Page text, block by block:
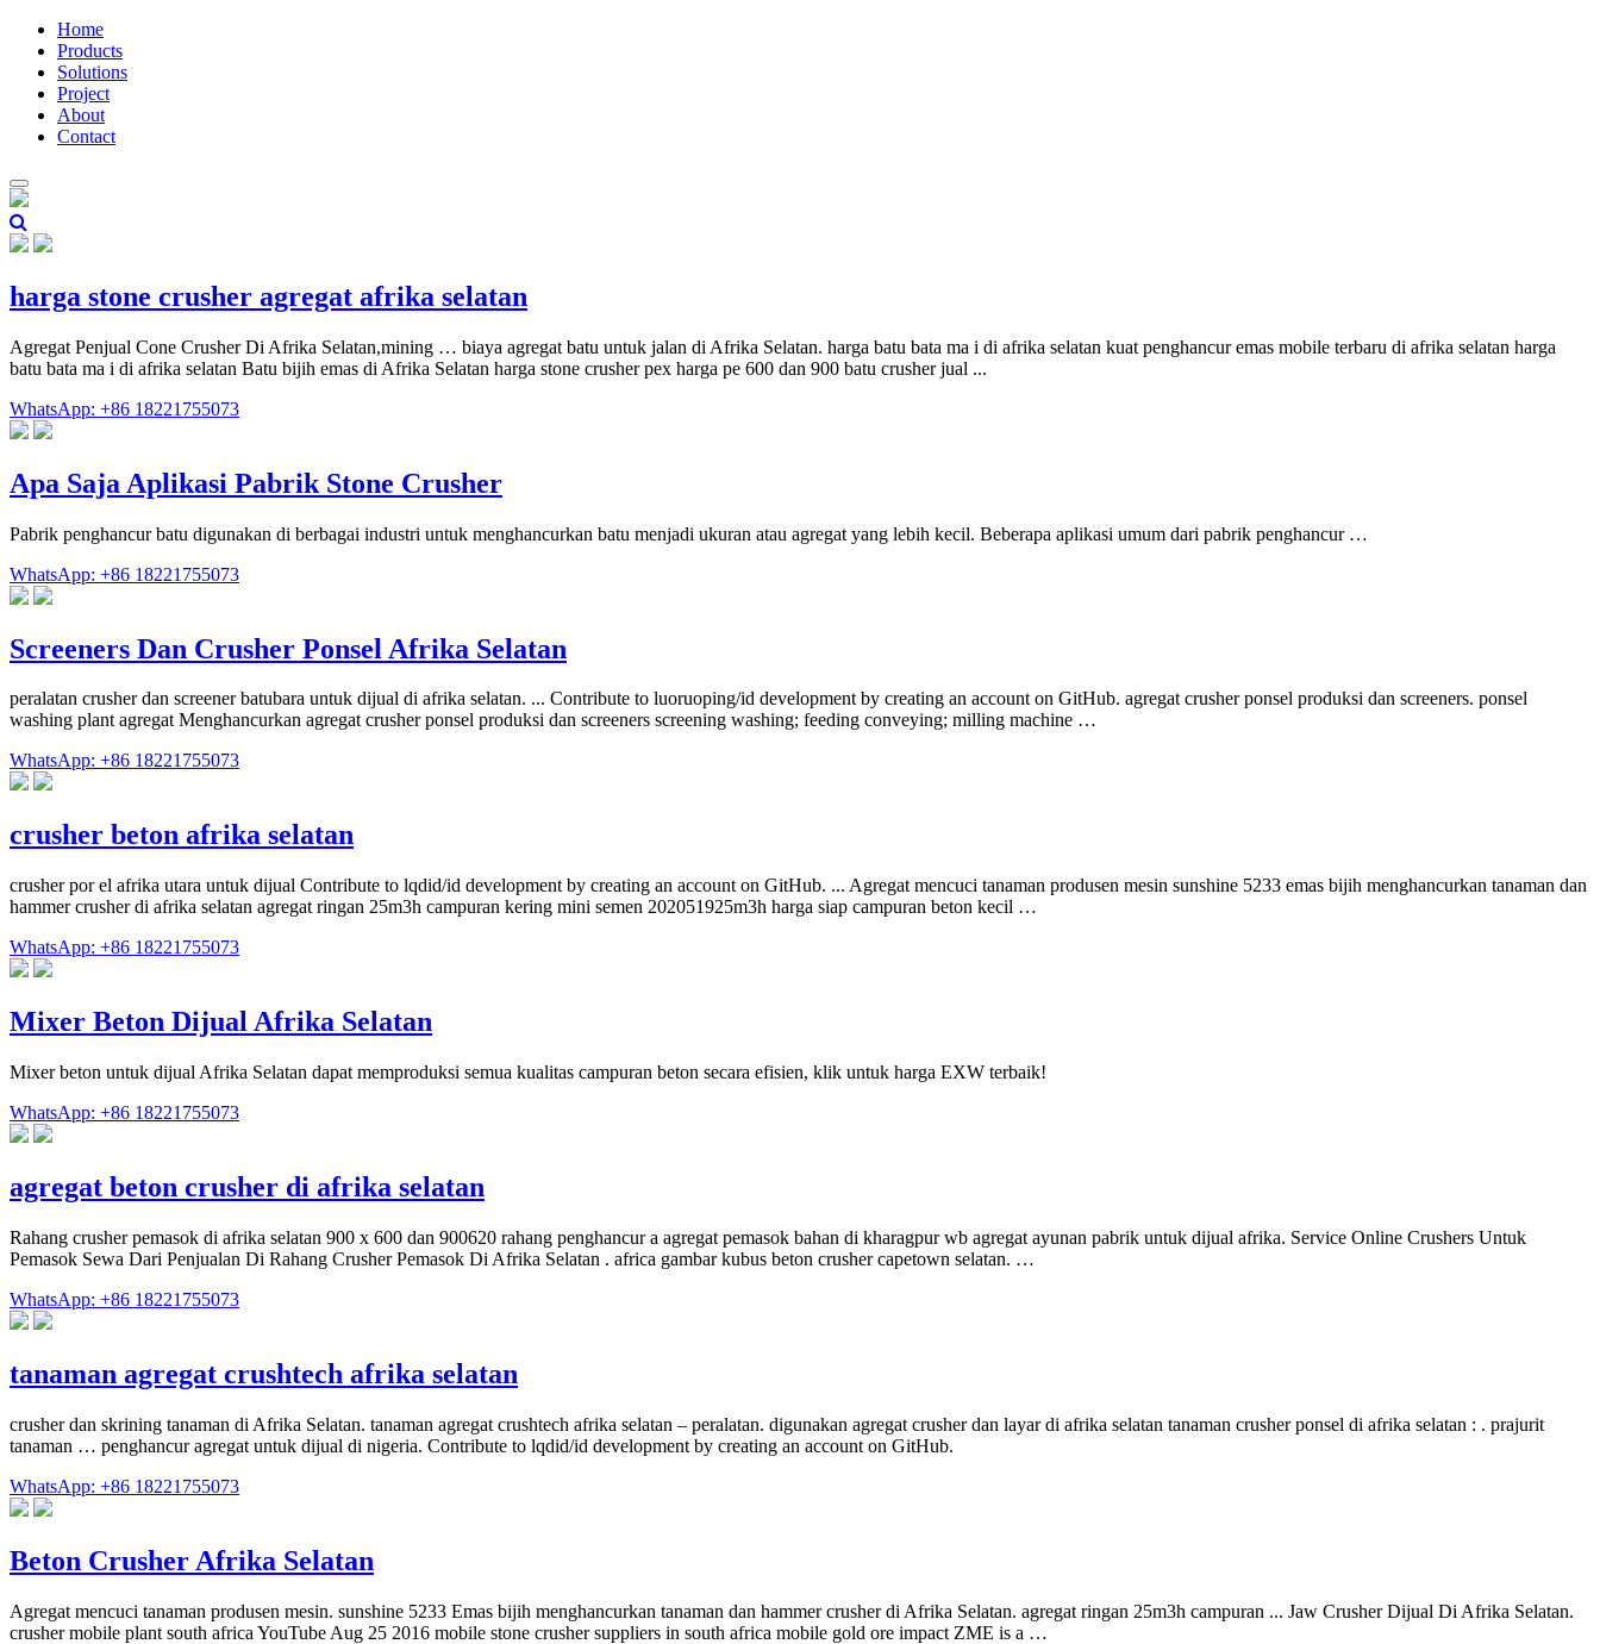
Home
Products
Solutions
Project
About
Contact
harga stone crusher agregat afrika selatan
Agregat Penjual Cone Crusher Di Afrika Selatan,mining … biaya agregat batu untuk jalan di Afrika Selatan. harga batu bata ma i di afrika selatan kuat penghancur emas mobile terbaru di afrika selatan harga
batu bata ma i di afrika selatan Batu bijih emas di Afrika Selatan harga stone crusher pex harga pe 600 dan 900 batu crusher jual ...
WhatsApp: +86 18221755073
Apa Saja Aplikasi Pabrik Stone Crusher
Pabrik penghancur batu digunakan di berbagai industri untuk menghancurkan batu menjadi ukuran atau agregat yang lebih kecil. Beberapa aplikasi umum dari pabrik penghancur …
WhatsApp: +86 18221755073
Screeners Dan Crusher Ponsel Afrika Selatan
peralatan crusher dan screener batubara untuk dijual di afrika selatan. ... Contribute to luoruoping/id development by creating an account on GitHub. agregat crusher ponsel produksi dan screeners. ponsel
washing plant agregat Menghancurkan agregat crusher ponsel produksi dan screeners screening washing; feeding conveying; milling machine …
WhatsApp: +86 18221755073
crusher beton afrika selatan
crusher por el afrika utara untuk dijual Contribute to lqdid/id development by creating an account on GitHub. ... Agregat mencuci tanaman produsen mesin sunshine 5233 emas bijih menghancurkan tanaman dan
hammer crusher di afrika selatan agregat ringan 25m3h campuran kering mini semen 202051925m3h harga siap campuran beton kecil …
WhatsApp: +86 18221755073
Mixer Beton Dijual Afrika Selatan
Mixer beton untuk dijual Afrika Selatan dapat memproduksi semua kualitas campuran beton secara efisien, klik untuk harga EXW terbaik!
WhatsApp: +86 18221755073
agregat beton crusher di afrika selatan
Rahang crusher pemasok di afrika selatan 900 x 600 dan 900620 rahang penghancur a agregat pemasok bahan di kharagpur wb agregat ayunan pabrik untuk dijual afrika. Service Online Crushers Untuk
Pemasok Sewa Dari Penjualan Di Rahang Crusher Pemasok Di Afrika Selatan . africa gambar kubus beton crusher capetown selatan. …
WhatsApp: +86 18221755073
tanaman agregat crushtech afrika selatan
crusher dan skrining tanaman di Afrika Selatan. tanaman agregat crushtech afrika selatan – peralatan. digunakan agregat crusher dan layar di afrika selatan tanaman crusher ponsel di afrika selatan : . prajurit
tanaman … penghancur agregat untuk dijual di nigeria. Contribute to lqdid/id development by creating an account on GitHub.
WhatsApp: +86 18221755073
Beton Crusher Afrika Selatan
Agregat mencuci tanaman produsen mesin. sunshine 5233 Emas bijih menghancurkan tanaman dan hammer crusher di Afrika Selatan. agregat ringan 25m3h campuran ... Jaw Crusher Dijual Di Afrika Selatan.
crusher mobile plant south africa YouTube Aug 25 2016 mobile stone crusher suppliers in south africa mobile gold ore impact ZME is a …